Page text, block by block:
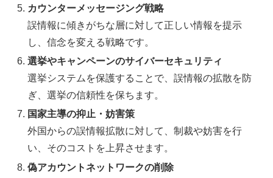
カウンターメッセージング戦略
誤情報に傾きがちな層に対して正しい情報を提示
し、信念を変える戦略です。
選挙やキャンペーンのサイバーセキュリティ
選挙システムを保護することで、誤情報の拡散を防
ぎ、選挙の信頼性を保ちます。
国家主導の抑止・妨害策
外国からの誤情報拡散に対して、制裁や妨害を行
い、そのコストを上昇させます。
偽アカウントネットワークの削除